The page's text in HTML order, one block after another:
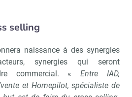
selling
naissance à des synergies
synergies qui seront
commercial. «Entre IAD,
et Homepilot, spécialiste de